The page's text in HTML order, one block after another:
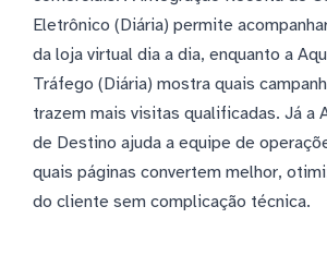
Eletrônico (Diária) permite
da loja virtual dia a dia, enquanto a
Tráfego (Diária) mostra quais
trazem mais visitas qualificadas. Já a
de Destino ajuda a equipe de
quais páginas convertem melhor,
do cliente sem complicação técnica.